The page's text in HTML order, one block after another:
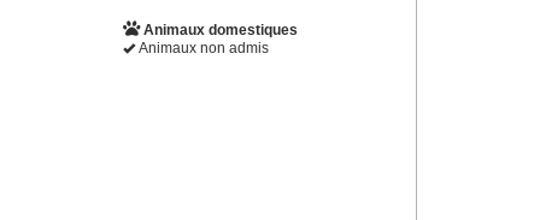
Animaux domestiques
Animaux non admis